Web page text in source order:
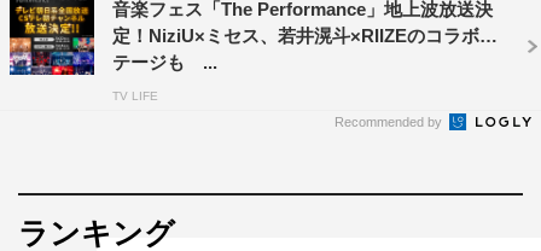
LAPOSTA_INI_撮影：田中聖太郎
MCでは全員がステージに集結。
と問い掛けると、⼤久保波留が「いつか合同ライブやって
がっ！」と拍手を。
音楽フェス「The Performance」地上波放送決
定！NiziU×ミセス、若井滉斗×RIIZEのコラボス
テージも ...
TV LIFE
Recommended by
ランキング